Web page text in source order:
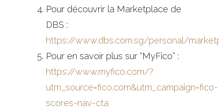
Pour découvrir la Marketplace de
DBS :
https://www.dbs.com.sg/personal/
Pour en savoir plus sur “MyFico” :
https://www.myfico.com/?
utm_source=fico.com&utm_campaign=fico-
scores-nav-cta